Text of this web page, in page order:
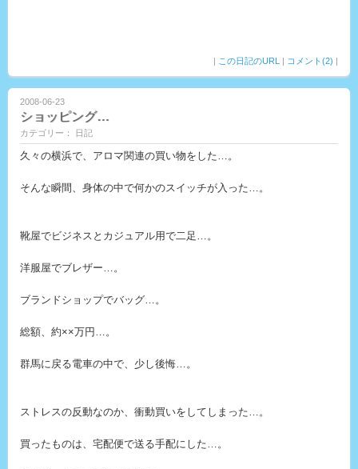
| この日記のURL | コメント(2) |
2008-06-23
ショッピング…
カテゴリー： 日記
久々の横浜で、アロマ関連の買い物をした…。
そんな瞬間、身体の中で何かのスイッチが入った…。
靴屋でビジネスとカジュアル用で二足…。
洋服屋でブレザー…。
ブランドショップでバッグ…。
総額、約××万円…。
群馬に戻る電車の中で、少し後悔…。
ストレスの反動なのか、衝動買いをしてしまった…。
買ったものは、宅配便で送る手配にした…。